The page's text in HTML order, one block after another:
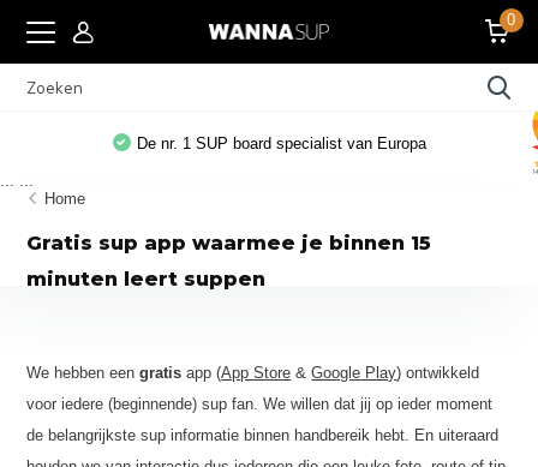
0
Gratis WANNAsup app, 10.000x gedownload
Home
Gratis sup app waarmee je binnen 15
minuten leert suppen
We hebben eengratis app (App Store &Google Play) ontwikkeld
voor iedere (beginnende) sup fan. We willen dat jij op ieder moment
de belangrijkste sup informatie binnen handbereik hebt. En uiteraard
... ...